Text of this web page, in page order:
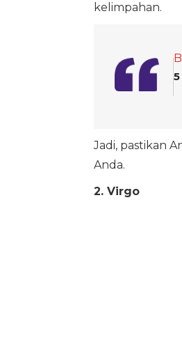
kelimpahan.
Jadi, pastikan
Anda.
2. Virgo